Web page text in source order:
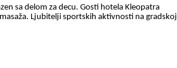
sa delom za decu. Gosti hotela Kleopatra
Ljubitelji sportskih aktivnosti na gradskoj